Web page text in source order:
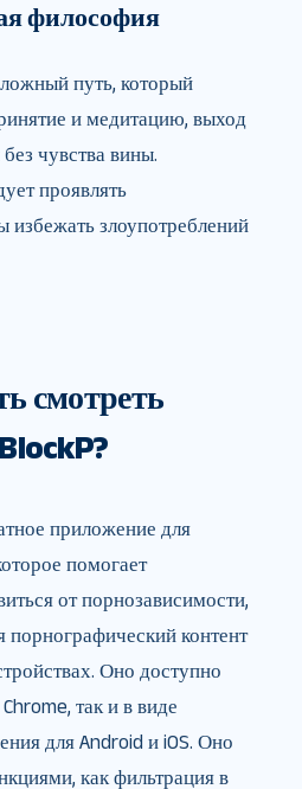
философия
путь, который
и медитацию, выход
чувства вины.
проявлять
избежать злоупотреблений
смотреть
приложение для
помогает
от порнозависимости,
порнографический контент
Оно доступно
так и в виде
для Android и iOS. Оно
как фильтрация в